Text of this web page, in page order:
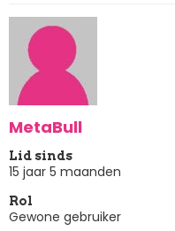
MetaBull
Lid sinds
15 jaar 5 maanden
Rol
Gewone gebruiker